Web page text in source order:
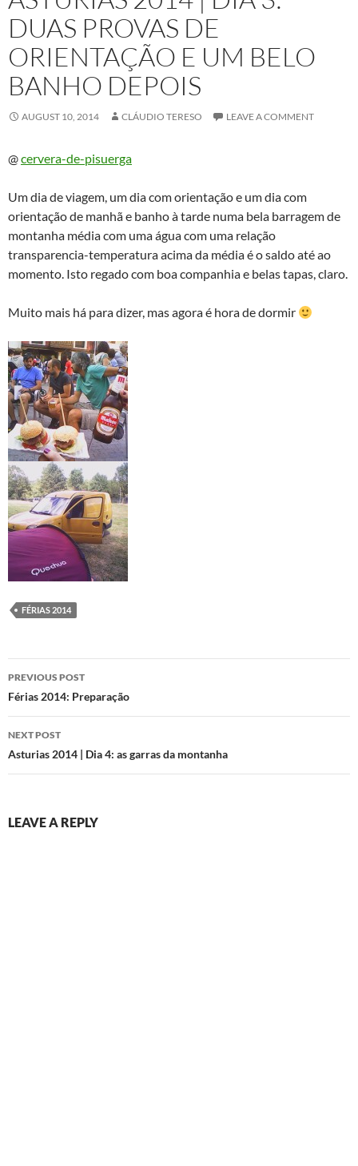
DUAS PROVAS DE
ORIENTAÇÃO E UM BELO
BANHO DEPOIS
AUGUST 10, 2014 CLÁUDIO TERESO LEAVE A COMMENT
@cervera-de-pisuerga
Um dia de viagem, um dia com orientação e um dia com
orientação de manhã e banho à tarde numa bela barragem de
montanha média com uma água com uma relação
transparencia-temperatura acima da média é o saldo até ao
momento. Isto regado com boa companhia e belas tapas, claro.
Muito mais há para dizer, mas agora é hora de dormir
FÉRIAS 2014
Post
navigation
PREVIOUS POST
Férias 2014: Preparação
NEXT POST
Asturias 2014 | Dia 4: as garras da montanha
LEAVE A REPLY